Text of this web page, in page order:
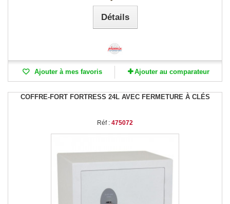
Détails
Ajouter à mes favoris Ajouter au comparateur
COFFRE-FORT FORTRESS 24L AVEC FERMETURE À CLÉS
Réf : 475072